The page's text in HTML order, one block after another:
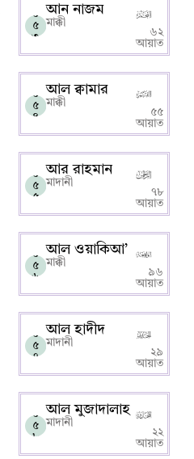
০
৫
৩
আন নাজম
মাক্কী
৬২
আয়াত
০
৫
৪
আল ক্বামার
মাক্কী
৫৫
আয়াত
০
৫
৫
আর রাহমান
মাদানী
৭৮
আয়াত
০
৫
৬
আল ওয়াকিআ’
মাক্কী
৯৬
আয়াত
০
৫
৭
আল হাদীদ
মাদানী
২৯
আয়াত
০
৫
৮
আল মুজাদালাহ
মাদানী
২২
আয়াত